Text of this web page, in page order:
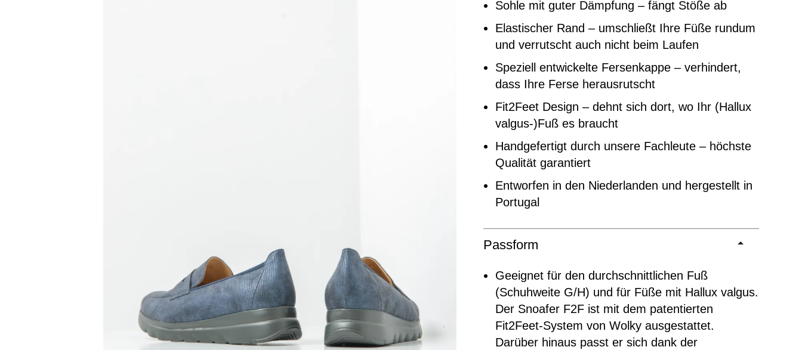
Sohle mit guter Dämpfung – fängt Stöße ab
Elastischer Rand – umschließt Ihre Füße rundum
und verrutscht auch nicht beim Laufen
Speziell entwickelte Fersenkappe – verhindert,
dass Ihre Ferse herausrutscht
Fit2Feet Design – dehnt sich dort, wo Ihr (Hallux
valgus-)Fuß es braucht
Handgefertigt durch unsere Fachleute – höchste
Qualität garantiert
Entworfen in den Niederlanden und hergestellt in
Portugal
Passform
Geeignet für den durchschnittlichen Fuß
(Schuhweite G/H) und für Füße mit Hallux valgus.
Der Snoafer F2F ist mit dem patentierten
Fit2Feet-System von Wolky ausgestattet.
Darüber hinaus passt er sich dank der